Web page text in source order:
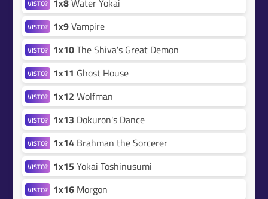
VISTO? 1x8Water Yokai
VISTO? 1x9Vampire
VISTO? 1x10The Shiva's Great Demon
VISTO? 1x11 Ghost House
VISTO? 1x12 Wolfman
VISTO? 1x13 Dokuron's Dance
VISTO? 1x14 Brahman the Sorcerer
VISTO? 1x15 Yokai Toshinusumi
VISTO? 1x16 Morgon